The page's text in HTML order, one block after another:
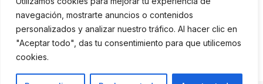
navegación, mostrarte anuncios o contenidos
personalizados y analizar nuestro tráfico. Al hacer clic en
"Aceptar todo", das tu consentimiento para que utilicemos
cookies.
Pedidos Online Glovo
Contacto